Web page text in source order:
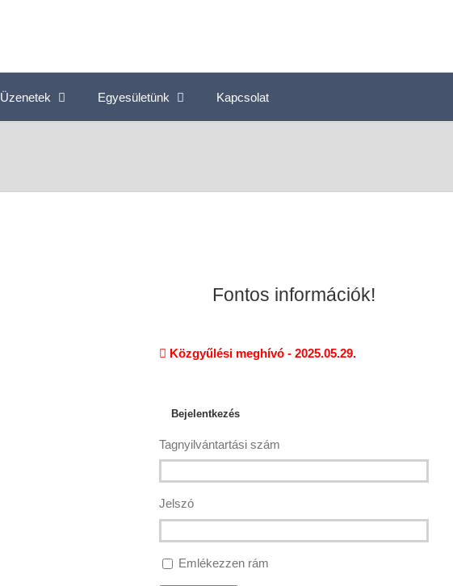
Üzenetek Egyesületünk Kapcsolat
Fontos információk!
Közgyűlési meghívó - 2025.05.29.
Bejelentkezés
Tagnyilvántartási szám
Jelszó
Emlékezzen rám